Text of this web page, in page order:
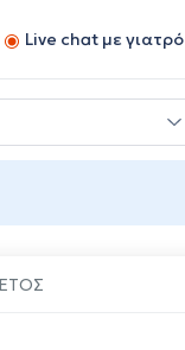
Live chat με γιατρό